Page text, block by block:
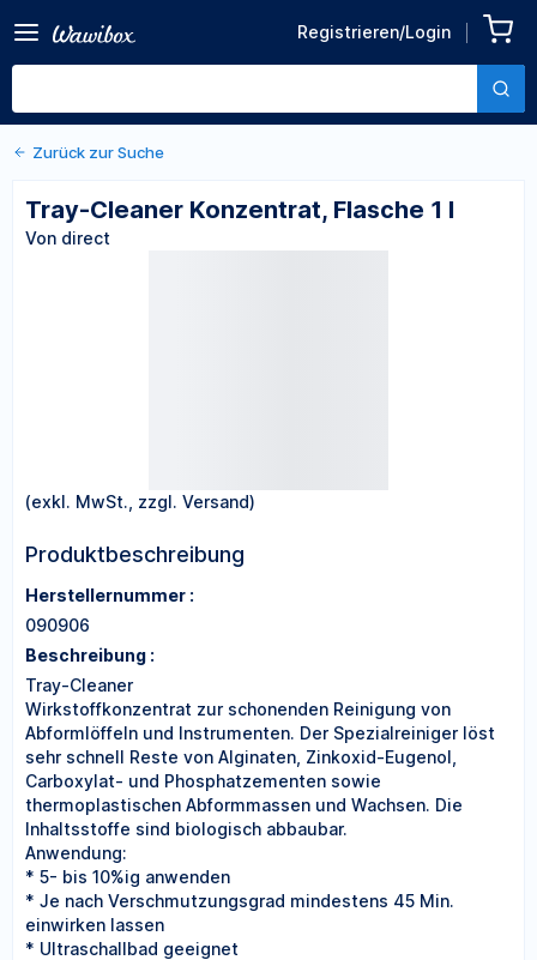
Registrieren/Login
Flasche 1 l
Von direct
Zurück zu den Produktdetails
Zurück zur Suche
Tray-Cleaner Konzentrat, Flasche 1 l
Von direct
(exkl. MwSt., zzgl. Versand)
Produktbeschreibung
Herstellernummer :
090906
Beschreibung :
Tray-Cleaner
Wirkstoffkonzentrat zur schonenden Reinigung von
Abformlöffeln und Instrumenten. Der Spezialreiniger löst
sehr schnell Reste von Alginaten, Zinkoxid-Eugenol,
Carboxylat- und Phosphatzementen sowie
thermoplastischen Abformmassen und Wachsen. Die
Inhaltsstoffe sind biologisch abbaubar.
Anwendung:
* 5- bis 10%ig anwenden
* Je nach Verschmutzungsgrad mindestens 45 Min.
einwirken lassen
* Ultraschallbad geeignet